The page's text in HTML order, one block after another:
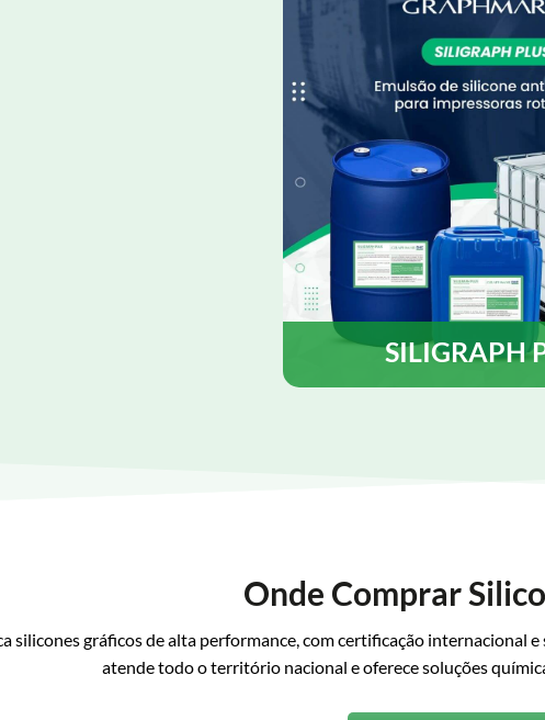
SILIGRAPH
tanto em rotativas Heat set
Onde Comprar
silicones gráficos de alta performance, com certificação internacional
atende todo o território nacional e oferece soluções